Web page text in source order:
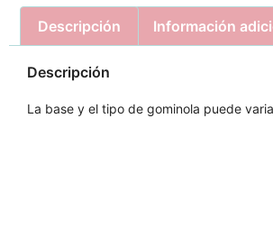
Descripción Información
Descripción
La base y el tipo de gominola puede